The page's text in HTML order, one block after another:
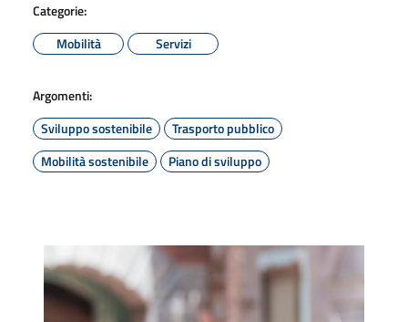
Categorie:
Mobilità
Servizi
Argomenti:
Sviluppo sostenibile
Trasporto pubblico
Mobilità sostenibile
Piano di sviluppo